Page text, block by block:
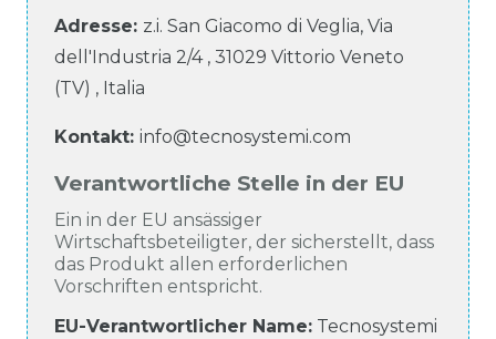
Adresse: z.i. San Giacomo di Veglia, Via
dell'Industria 2/4, 31029 Vittorio Veneto
(TV) , Italia
Kontakt: info@tecnosystemi.com
Verantwortliche Stelle in der EU
Ein in der EU ansässiger
Wirtschaftsbeteiligter, der sicherstellt, dass
das Produkt allen erforderlichen
Vorschriften entspricht.
EU-Verantwortlicher Name: Tecnosystemi